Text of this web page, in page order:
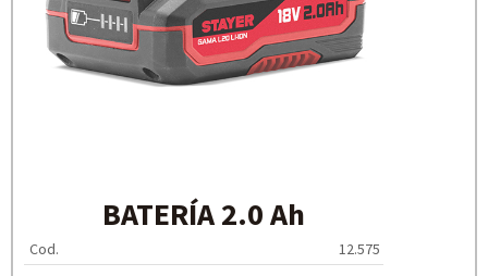
BATERÍA 2.0 Ah
Cod. 12.575